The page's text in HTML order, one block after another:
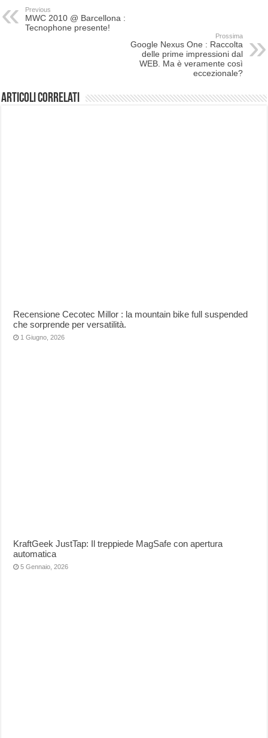
Previous
MWC 2010 @ Barcellona :
Tecnophone presente!
Prossima
Google Nexus One : Raccolta
delle prime impressioni dal
WEB. Ma è veramente così
eccezionale?
Articoli correlati
Recensione Cecotec Millor : la mountain bike full suspended
che sorprende per versatilità.
1 Giugno, 2026
KraftGeek JustTap: Il treppiede MagSafe con apertura
automatica
5 Gennaio, 2026